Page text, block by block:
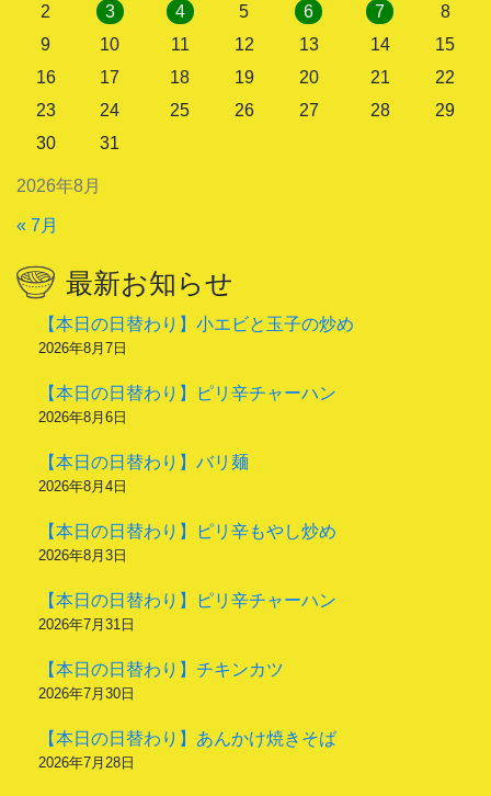
2026年8月
2
3 4 5 6 7
8
9
10 11 12 13 14
15
16
17 18 19 20 21
22
23
24 25 26 27 28
29
30
31
« 7月
最新お知らせ
【本日の日替わり】小エビと玉子の炒め
2026年8月7日
【本日の日替わり】ピリ辛チャーハン
2026年8月6日
【本日の日替わり】バリ麺
2026年8月4日
【本日の日替わり】ピリ辛もやし炒め
2026年8月3日
【本日の日替わり】ピリ辛チャーハン
2026年7月31日
【本日の日替わり】チキンカツ
2026年7月30日
【本日の日替わり】あんかけ焼きそば
2026年7月28日